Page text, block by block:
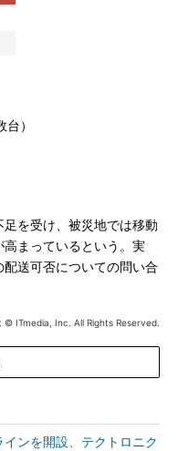
）
を受け、被災地では移動
まっているという。実
送可否についての問い合
© ITmedia, Inc. All Rights Reserved.
ンを開設、テクトロニク